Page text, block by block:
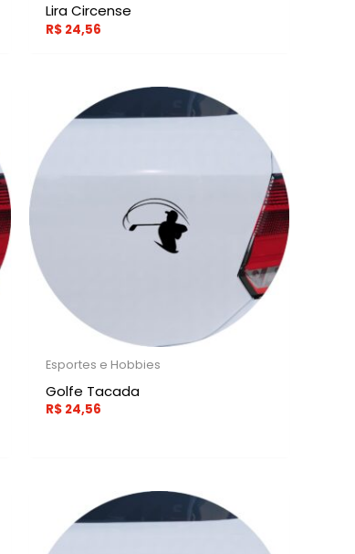
Lira Circense
R$ 24,56
Esportes e Hobbies
Golfe Tacada
R$ 24,56